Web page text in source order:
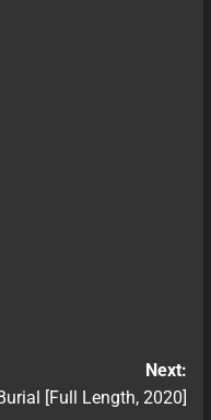
Next:
[Full Length, 2020]